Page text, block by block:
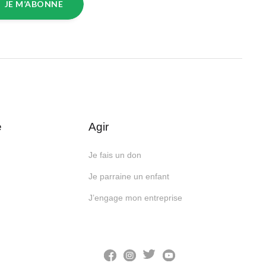
JE M’ABONNE
Agir
Je fais un don
Je parraine un enfant
J’engage mon entreprise